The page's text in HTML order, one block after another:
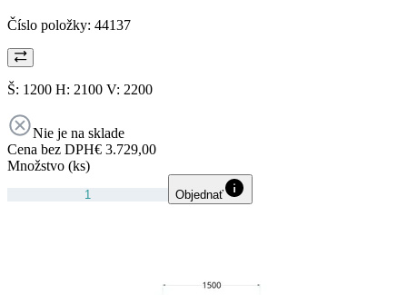
Číslo položky: 44137
Š: 1200 H: 2100 V: 2200
Nie je na sklade
Cena bez DPH€ 3.729,00
Množstvo (ks)
Objednať